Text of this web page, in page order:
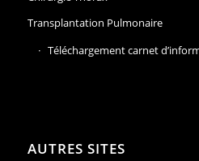
Transplantation Pulmonaire
Téléchargement carnet
AUTRES SITES